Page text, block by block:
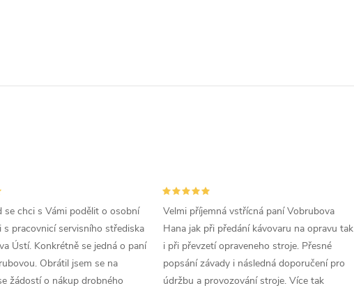
se chci s Vámi podělit o osobní
s pracovnicí servisního střediska
Ústí. Konkrétně se jedná o paní
Obrátil jsem se na
žádostí o nákup drobného
Velmi příjemná vstřícná paní Vobrubova
Hana jak při předání kávovaru na opravu tak
i při převzetí opraveneho stroje. Přesné
popsání závady i následná doporučení pro
údržbu a provozování stroje. Více tak